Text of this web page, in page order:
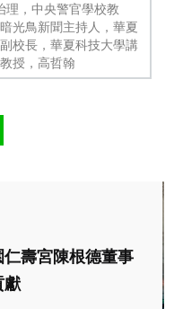
理，中央警官學校教
光鳥新聞主持人，華夏
校長，華夏科技大學講
授，高哲翰
壽宮陳根德董事
獻